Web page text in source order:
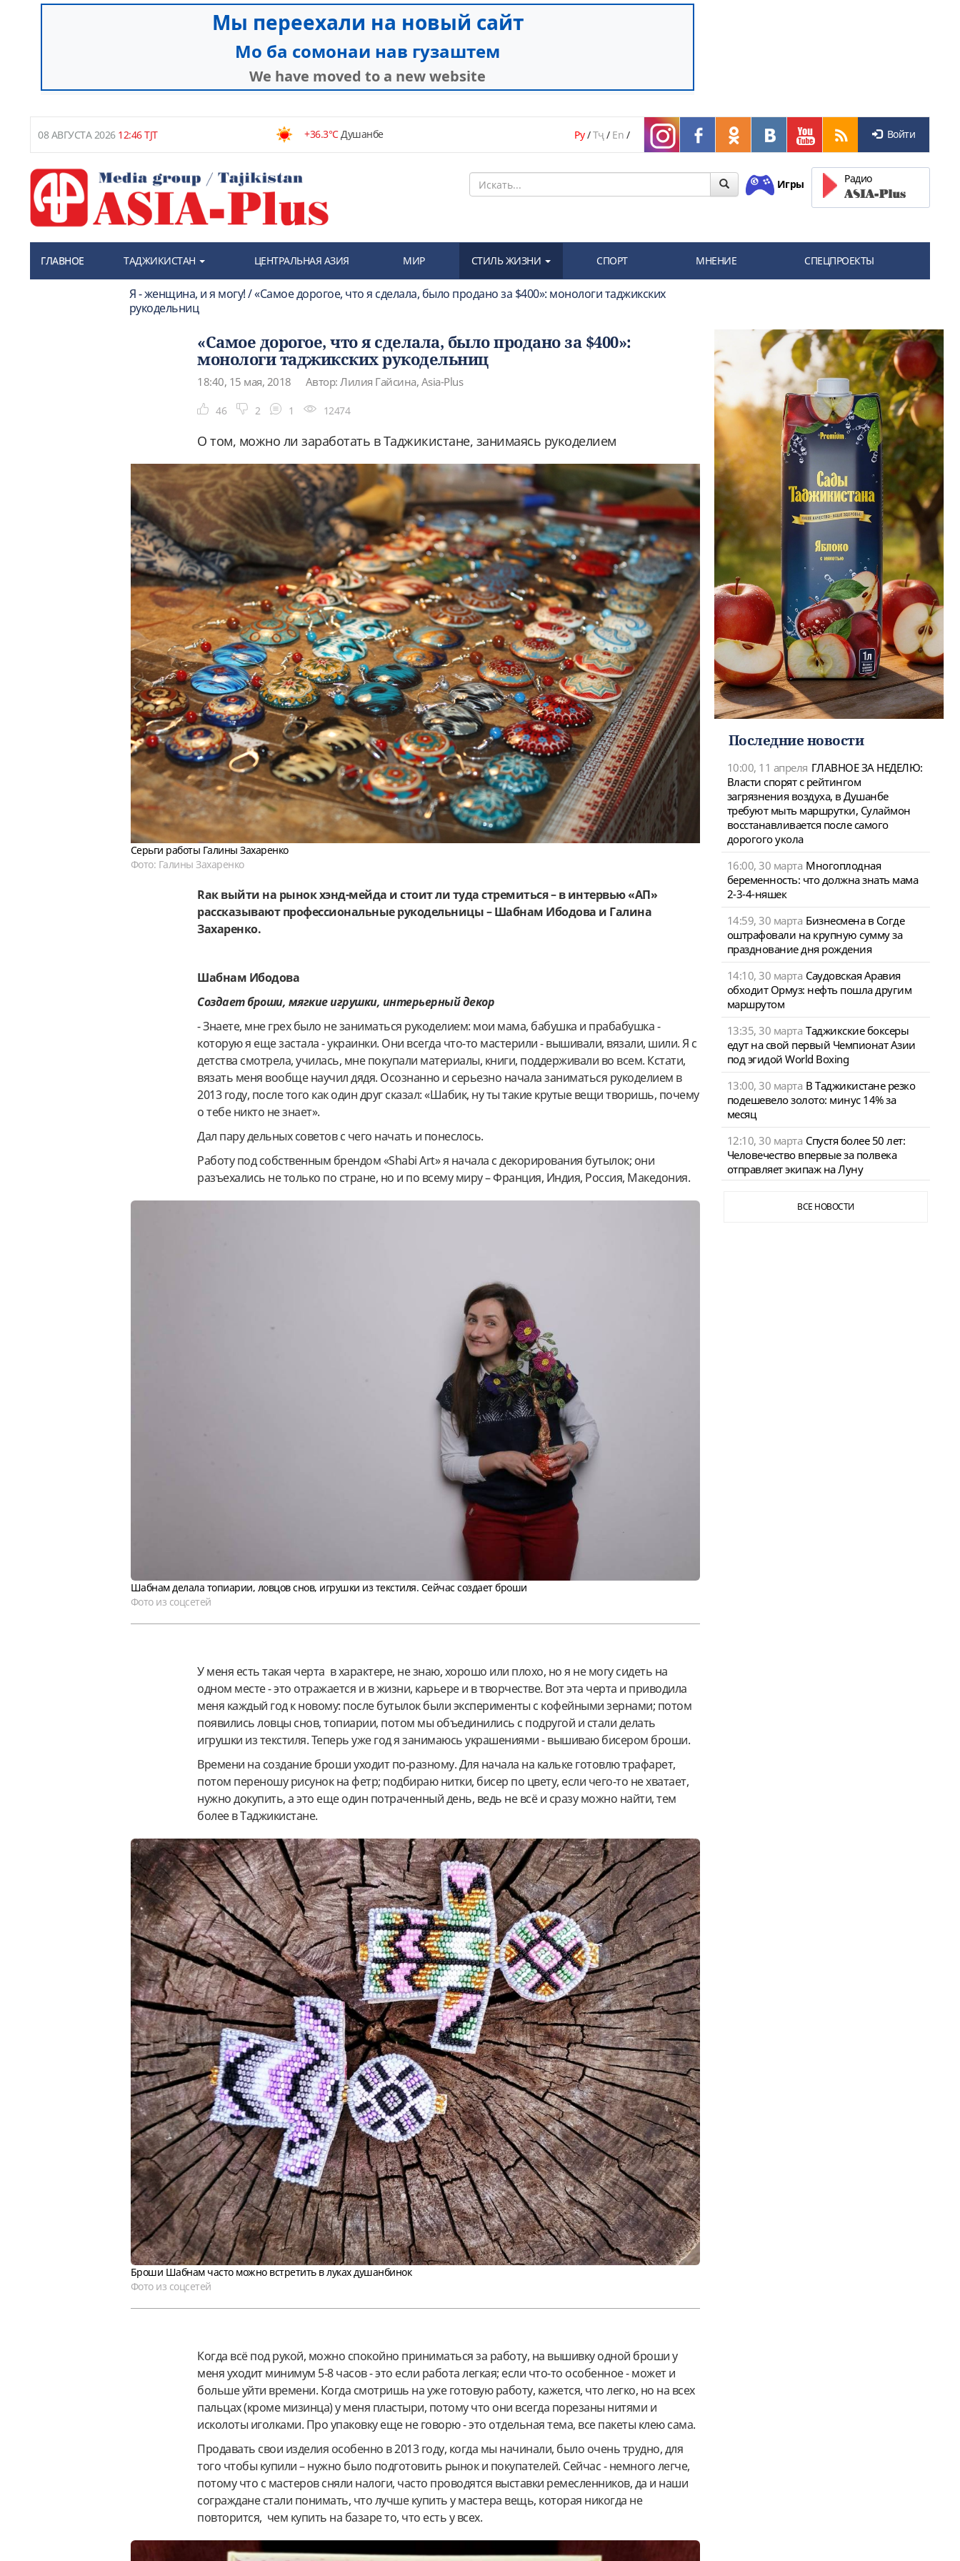
08 АВГУСТА 202612:46 TJT +36.3°CДушанбе Ру/Тҷ/ En / Войти
Игры Радио
ГЛАВНОЕ ТАДЖИКИСТАН ЦЕНТРАЛЬНАЯ АЗИЯ МИР СТИЛЬ ЖИЗНИ СПОРТ МНЕНИЕ СПЕЦПРОЕКТЫ
Я - женщина, и я могу! / «Самое дорогое, что я сделала, было продано за $400»: монологи таджикских
рукодельниц
«Самое дорогое, что я сделала, было продано за $400»:
монологи таджикских рукодельниц
18:40, 15 мая, 2018 Автор: Лилия Гайсина, Asia-Plus
46 2 1 12474
О том, можно ли заработать в Таджикистане, занимаясь рукоделием
Серьги работы Галины Захаренко
Фото: Галины Захаренко
Rак выйти на рынок хэнд-мейда и стоит ли туда стремиться – в интервью «АП»
рассказывают профессиональные рукодельницы – Шабнам Ибодова и Галина
Захаренко.
Шабнам Ибодова
Создает броши, мягкие игрушки, интерьерный декор
- Знаете, мне грех было не заниматься рукоделием: мои мама, бабушка и прабабушка -
которую я еще застала - украинки. Они всегда что-то мастерили - вышивали, вязали, шили. Я с
детства смотрела, училась, мне покупали материалы, книги, поддерживали во всем. Кстати,
вязать меня вообще научил дядя. Осознанно и серьезно начала заниматься рукоделием в
2013 году, после того как один друг сказал: «Шабик, ну ты такие крутые вещи творишь, почему
о тебе никто не знает».
Дал пару дельных советов с чего начать и понеслось.
Работу под собственным брендом «Shabi Art» я начала с декорирования бутылок; они
разъехались не только по стране, но и по всему миру – Франция, Индия, Россия, Македония.
Шабнам делала топиарии, ловцов снов, игрушки из текстиля. Сейчас создает броши
Фото из соцсетей
У меня есть такая черта в характере, не знаю, хорошо или плохо, но я не могу сидеть на
одном месте - это отражается и в жизни, карьере и в творчестве. Вот эта черта и приводила
меня каждый год к новому: после бутылок были эксперименты с кофейными зернами; потом
появились ловцы снов, топиарии, потом мы объединились с подругой и стали делать
игрушки из текстиля. Теперь уже год я занимаюсь украшениями - вышиваю бисером броши.
Времени на создание броши уходит по-разному. Для начала на кальке готовлю трафарет,
потом переношу рисунок на фетр; подбираю нитки, бисер по цвету, если чего-то не хватает,
нужно докупить, а это еще один потраченный день, ведь не всё и сразу можно найти, тем
более в Таджикистане.
Броши Шабнам часто можно встретить в луках душанбинок
Фото из соцсетей
Когда всё под рукой, можно спокойно приниматься за работу, на вышивку одной броши у
меня уходит минимум 5-8 часов - это если работа легкая; если что-то особенное - может и
больше уйти времени. Когда смотришь на уже готовую работу, кажется, что легко, но на всех
пальцах (кроме мизинца) у меня пластыри, потому что они всегда порезаны нитями и
исколоты иголками. Про упаковку еще не говорю - это отдельная тема, все пакеты клею сама.
Продавать свои изделия особенно в 2013 году, когда мы начинали, было очень трудно, для
того чтобы купили – нужно было подготовить рынок и покупателей. Сейчас - немного легче,
потому что с мастеров сняли налоги, часто проводятся выставки ремесленников, да и наши
сограждане стали понимать, что лучше купить у мастера вещь, которая никогда не
повторится, чем купить на базаре то, что есть у всех.
Последние новости
10:00, 11 апреля ГЛАВНОЕ ЗА НЕДЕЛЮ:
Власти спорят с рейтингом
загрязнения воздуха, в Душанбе
требуют мыть маршрутки, Сулаймон
восстанавливается после самого
дорогого укола
16:00, 30 марта Многоплодная
беременность: что должна знать мама
2-3-4-няшек
14:59, 30 марта Бизнесмена в Согде
оштрафовали на крупную сумму за
празднование дня рождения
14:10, 30 марта Саудовская Аравия
обходит Ормуз: нефть пошла другим
маршрутом
13:35, 30 марта Таджикские боксеры
едут на свой первый Чемпионат Азии
под эгидой World Boxing
13:00, 30 марта В Таджикистане резко
подешевело золото: минус 14% за
месяц
12:10, 30 марта Спустя более 50 лет:
Человечество впервые за полвека
отправляет экипаж на Луну
ВСЕ НОВОСТИ